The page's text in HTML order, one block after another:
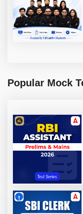
Popular Mock